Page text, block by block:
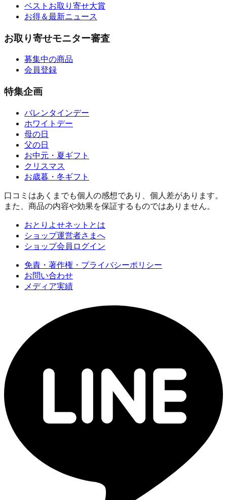
ベストお取り寄せ大賞
お得＆最新ニュース
お取り寄せモニター審査
募集中の商品
会員登録
特集企画
バレンタインデー
ホワイトデー
母の日
父の日
お中元・夏ギフト
クリスマス
お歳暮・冬ギフト
口コミはあくまでも個人の感想であり、個人差があります。
また、商品の内容や効果を保証するものではありません。
おとりよせネットとは
ショップ運営者さまへ
ショップ会員ログイン
免責・著作権・プライバシーポリシー
お問い合わせ
メディア実績